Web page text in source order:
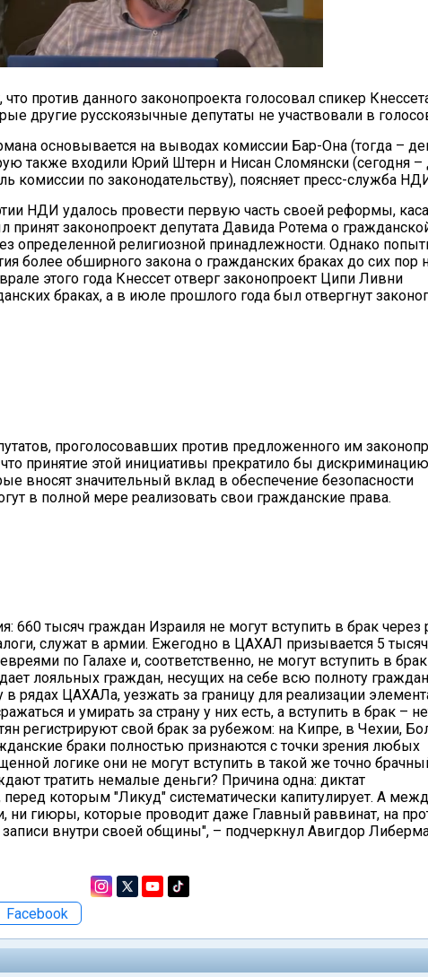
против данного законопроекта голосовал спикер
другие русскоязычные депутаты не участвовали в
основывается на выводах комиссии Бар-Она (тогда –
также входили Юрий Штерн и Нисан Сломянски (сегодня –
комиссии по законодательству), поясняет пресс-служба
НДИ удалось провести первую часть своей реформы,
принят законопроект депутата Давида Ротема о
определенной религиозной принадлежности. Однако
более обширного закона о гражданских браках до сих пор
этого года Кнессет отверг законопроект Ципи Ливни
браках, а в июле прошлого года был отвергнут
проголосовавших против предложенного им
принятие этой инициативы прекратило бы дискриминацию
вносят значительный вклад в обеспечение безопасности
в полной мере реализовать свои гражданские права.
660 тысяч граждан Израиля не могут вступить в брак через
служат в армии. Ежегодно в ЦАХАЛ призывается 5
по Галахе и, соответственно, не могут вступить в
лояльных граждан, несущих на себе всю полноту
в рядах ЦАХАЛа, уезжать за границу для реализации
и умирать за страну у них есть, а вступить в брак –
регистрируют свой брак за рубежом: на Кипре, в Чехии,
браки полностью признаются с точки зрения любых
логике они не могут вступить в такой же точно
тратить немалые деньги? Причина одна: диктат
перед которым "Ликуд" систематически капитулирует. А
ни гиюры, которые проводит даже Главный раввинат, на
внутри своей общины", – подчеркнул Авигдор
Facebook